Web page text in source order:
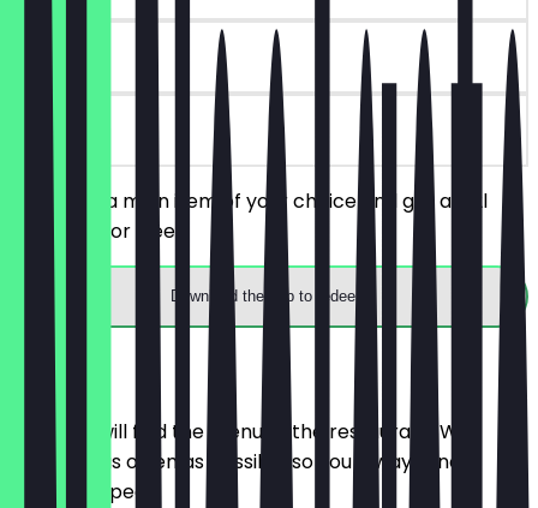
90 days
on site
You order a main item of your choice and get a 0.2l
soft drink for free.
Download the app to redeem
Menu
Here you will find the menu of the restaurant. We
update it as often as possible so you always know
what to expect.